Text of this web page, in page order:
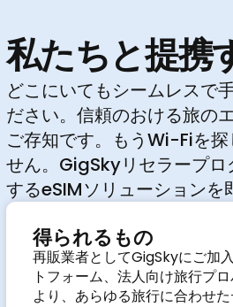
私たちと提携
どこにいてもシームレスで
ださい。信頼のおける旅の
ご存知です。もうWi-Fiを
せん。GigSkyリセラープロ
するeSIMソリューションを
得られるもの
再販業者としてGigSkyにご加
トフォーム、法人向け旅行プ
より、あらゆる旅行に合わせ